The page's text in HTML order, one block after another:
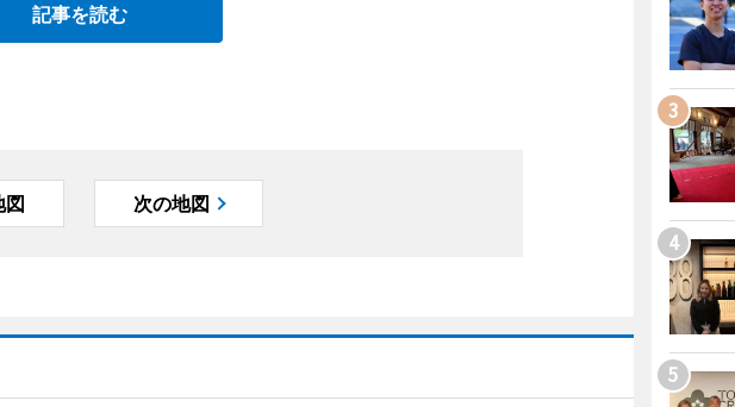
記事を読む
図 次の地図